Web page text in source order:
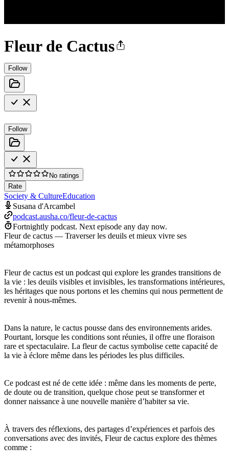
Fleur de Cactus
Follow
Follow
No ratings
Rate
Society & CultureEducation
Susana d'Arcambel
podcast.ausha.co/fleur-de-cactus
Fortnightly podcast. Next episode any day now.
Fleur de cactus — Traverser les deuils et mieux vivre ses
métamorphoses
Fleur de cactus est un podcast qui explore les grandes transitions de
la vie : les deuils visibles et invisibles, les transformations intérieures,
les héritages que nous portons et les chemins qui nous permettent de
revenir à nous-mêmes.
Dans la nature, le cactus pousse dans des environnements arides.
Pourtant, lorsque les conditions sont réunies, il offre une floraison
rare et spectaculaire. La fleur de cactus symbolise cette capacité de
la vie à éclore même dans les périodes les plus difficiles.
Ce podcast est né de cette idée : même dans les moments de perte,
de doute ou de transition, quelque chose peut se transformer et
donner naissance à une nouvelle manière d’habiter sa vie.
À travers des réflexions, des partages d’expériences et parfois des
conversations avec des invités, Fleur de cactus explore des thèmes
comme :